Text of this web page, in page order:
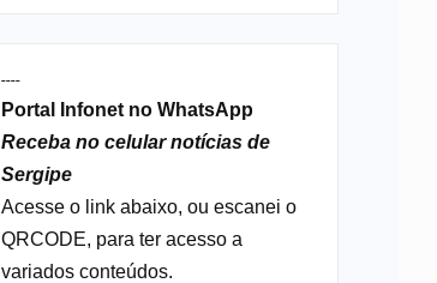
----
Portal Infonet no WhatsApp
Receba no celular notícias de
Sergipe
Acesse o link abaixo, ou escanei o
QRCODE, para ter acesso a
variados conteúdos.